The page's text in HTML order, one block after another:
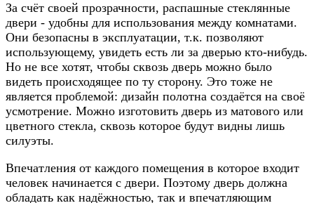
За счёт своей прозрачности, распашные стеклянные
двери - удобны для использования между комнатами.
Они безопасны в эксплуатации, т.к. позволяют
использующему, увидеть есть ли за дверью кто-нибудь.
Но не все хотят, чтобы сквозь дверь можно было
видеть происходящее по ту сторону. Это тоже не
является проблемой: дизайн полотна создаётся на своё
усмотрение. Можно изготовить дверь из матового или
цветного стекла, сквозь которое будут видны лишь
силуэты.
Впечатления от каждого помещения в которое входит
человек начинается с двери. Поэтому дверь должна
обладать как надёжностью, так и впечатляющим